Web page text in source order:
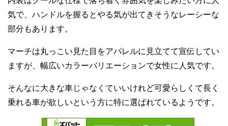
気で、ハンドルを握るとやる気が出てきそうなレーシーな
部分もあります。
マーチは丸っこい見た目をアパレルに見立てて宣伝してい
ますが、幅広いカラーバリエーションで女性に人気です。
そんなに大きな車じゃなくていいけれど可愛らしくて長く
乗れる車が欲しいという方に特に選ばれているようです。